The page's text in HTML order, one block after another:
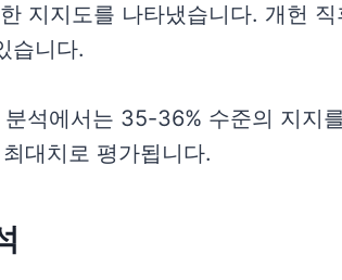
지지도를 나타냈습니다. 개헌
습니다.
분석에서는 35-36% 수준의 지지
대치로 평가됩니다.